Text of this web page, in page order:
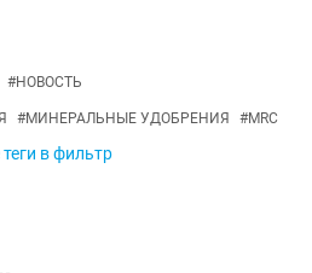
#НОВОСТЬ
#МИНЕРАЛЬНЫЕ УДОБРЕНИЯ #MRC
в фильтр